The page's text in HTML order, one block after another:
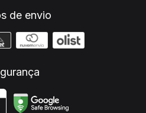
de envio